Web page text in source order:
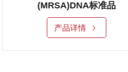
(MRSA)DNA标准品
产品详情